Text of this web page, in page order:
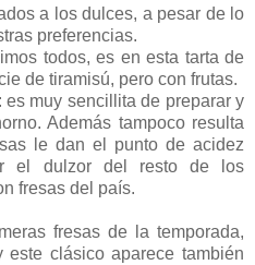
a los dulces, a pesar de lo
preferencias.
todos, es en esta tarta de
de tiramisú, pero con frutas.
es muy sencillita de preparar y
Además tampoco resulta
le dan el punto de acidez
el dulzor del resto de los
fresas del país.
fresas de la temporada,
este clásico aparece también